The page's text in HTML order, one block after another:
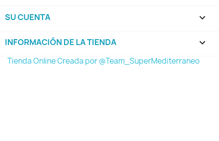
SU CUENTA 
INFORMACIÓN DE LA TIENDA keyboard_arrow_down
Tienda Online Creada por @Team_SuperMediterraneo